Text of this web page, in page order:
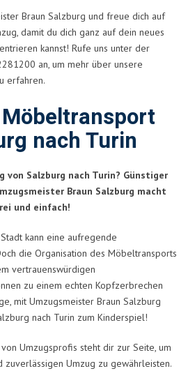
Braun Salzburg und freue dich auf
damit du dich ganz auf dein neues
kannst! Rufe uns unter der
an, um mehr über unsere
erfahren.
nach Turin
von Salzburg nach Turin? Günstiger
Braun Salzburg macht
und einfach!
kann eine aufregende
die Organisation des Möbeltransports
vertrauenswürdigen
zu einem echten Kopfzerbrechen
mit Umzugsmeister Braun Salzburg
nach Turin zum Kinderspiel!
Umzugsprofis steht dir zur Seite, um
zuverlässigen Umzug zu gewährleisten.